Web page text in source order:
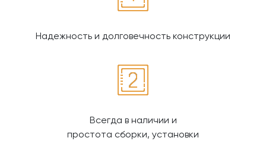
Надежность и долговечность конструкции
Всегда в наличии и
простота сборки, установки